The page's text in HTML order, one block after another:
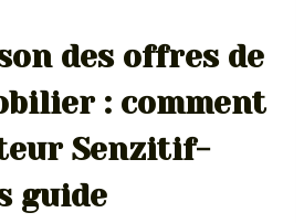
des offres de
: comment
Senzitif-
guide